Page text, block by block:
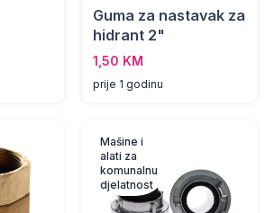
Guma za nastavak za
hidrant 2"
1,50 KM
prije 1 godinu
Mašine i
alati za
komunalnu
djelatnost